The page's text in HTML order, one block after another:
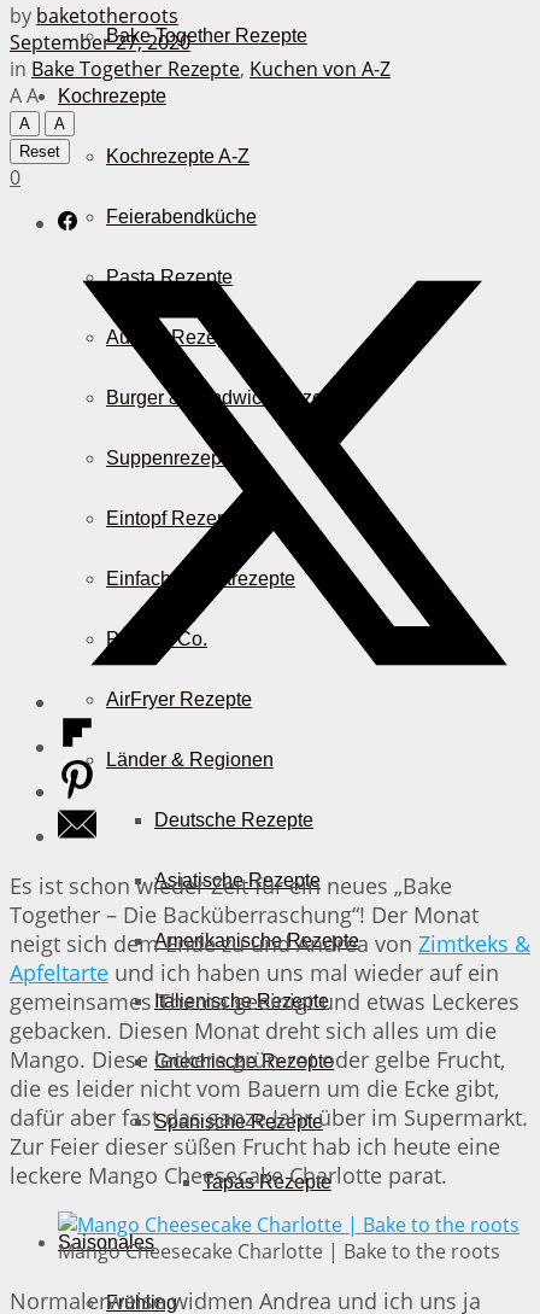
Bake Together Rezepte
Kochrezepte
Kochrezepte A-Z
Feierabendküche
Pasta Rezepte
Auflauf Rezepte
Burger & Sandwich Rezepte
Suppenrezepte
Eintopf Rezepte
Einfache Salatrezepte
Pizza & Co.
AirFryer Rezepte
Länder & Regionen
Deutsche Rezepte
Asiatische Rezepte
Amerikanische Rezepte
Italienische Rezepte
Griechische Rezepte
Spanische Rezepte
Tapas Rezepte
Saisonales
Frühling
by baketotheroots
September 27, 2020
in Bake Together Rezepte, Kuchen von A-Z
AA
A
A
Reset
0
Es ist schon wieder Zeit für ein neues „Bake
Together – Die Backüberraschung“! Der Monat
neigt sich dem Ende zu und Andrea von Zimtkeks &
Apfeltarte und ich haben uns mal wieder auf ein
gemeinsames Thema geeinigt und etwas Leckeres
gebacken. Diesen Monat dreht sich alles um die
Mango. Diese leckere grün-rot oder gelbe Frucht,
die es leider nicht vom Bauern um die Ecke gibt,
dafür aber fast das ganze Jahr über im Supermarkt.
Zur Feier dieser süßen Frucht hab ich heute eine
leckere Mango Cheesecake Charlotte parat.
Mango Cheesecake Charlotte | Bake to the roots
Normalerweise widmen Andrea und ich uns ja